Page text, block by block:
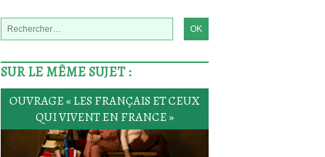
SUR LE MÊME SUJET :
OUVRAGE « LES FRANÇAIS ET CEUX
QUI VIVENT EN FRANCE »